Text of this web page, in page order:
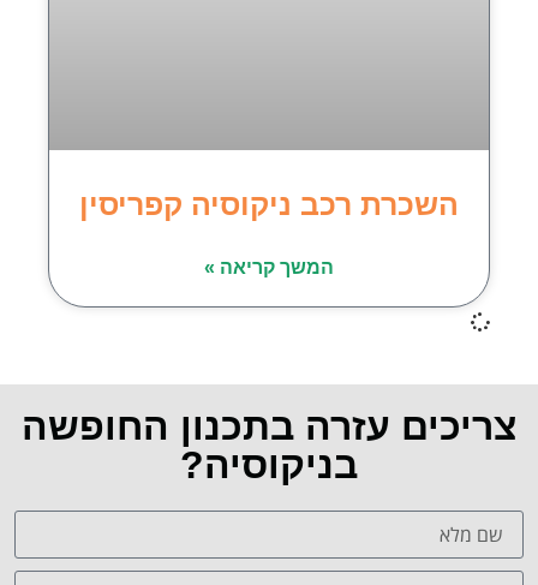
השכרת רכב ניקוסיה קפריסין
המשך קריאה »
צריכים עזרה בתכנון החופשה
בניקוסיה?